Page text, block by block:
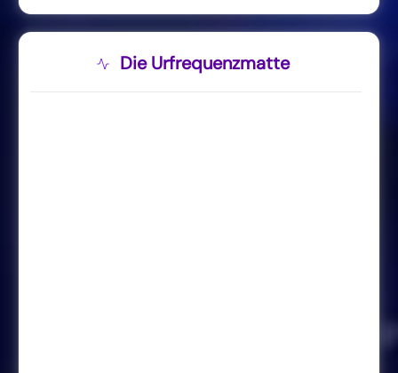
Die Urfrequenzmatte